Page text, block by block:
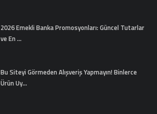
2026 Emekli Banka Promosyonları: Güncel Tutarlar
ve En ...
Bu Siteyi Görmeden Alışveriş Yapmayın! Binlerce
Ürün Uy...